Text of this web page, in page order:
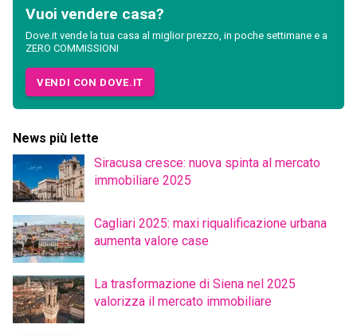
Vuoi vendere casa?
Dove.it vende la tua casa al miglior prezzo, in poche settimane e a
ZERO COMMISSIONI
VENDI CON DOVE.IT
News più lette
Siracusa cresce: nuova spinta al mercato
immobiliare 2025
Cagliari 2025: maxi riqualificazione urbana
aumenta valore case
La trasformazione di Siena nel 2025
valorizza il mercato immobiliare